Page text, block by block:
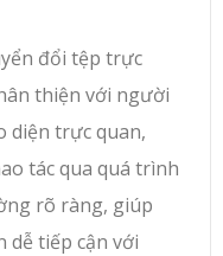
đổi tệp trực
thiện với người
diện trực quan,
tác qua quá trình
rõ ràng, giúp
dễ tiếp cận với